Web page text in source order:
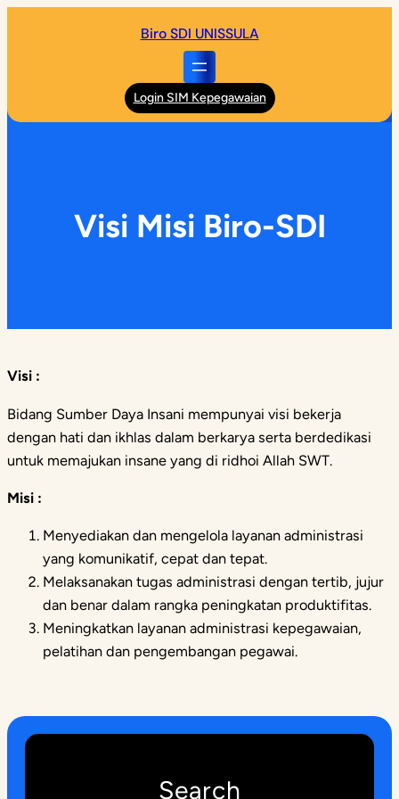
Biro SDI UNISSULA
Login SIM Kepegawaian
Visi Misi Biro-SDI
Visi :
Bidang Sumber Daya Insani mempunyai visi bekerja
dengan hati dan ikhlas dalam berkarya serta berdedikasi
untuk memajukan insane yang di ridhoi Allah SWT.
Misi :
Menyediakan dan mengelola layanan administrasi
yang komunikatif, cepat dan tepat.
Melaksanakan tugas administrasi dengan tertib, jujur
dan benar dalam rangka peningkatan produktifitas.
Meningkatkan layanan administrasi kepegawaian,
pelatihan dan pengembangan pegawai.
Search